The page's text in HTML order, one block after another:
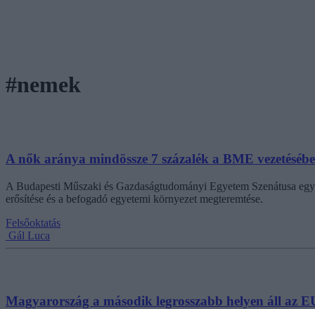
#nemek
A nők aránya mindössze 7 százalék a BME
A Budapesti Műszaki és Gazdaságtudományi Egyetem Szenátusa
erősítése és a befogadó egyetemi környezet megteremtése.
Felsőoktatás
Gál Luca
Magyarország a második legrosszabb helyen áll az